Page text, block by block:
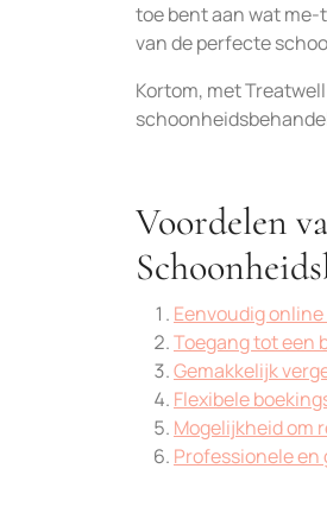
toe bent aan wat
van de perfecte
Kortom, met
Voordelen
Eenvoudig
Toegang tot een
Gemakkelijk
Flexibele
Mogelijkheid om
Professionele